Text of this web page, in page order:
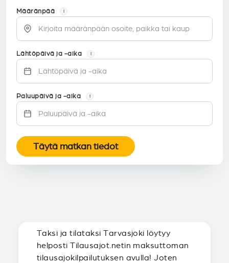
Määränpää i
Lähtöpäivä ja -aika i
Paluupäivä ja -aika i
Täytä matkan tiedot
Taksi ja tilataksi Tarvasjoki löytyy
helposti Tilausajot.netin maksuttoman
tilausajokilpailutuksen avulla! Joten